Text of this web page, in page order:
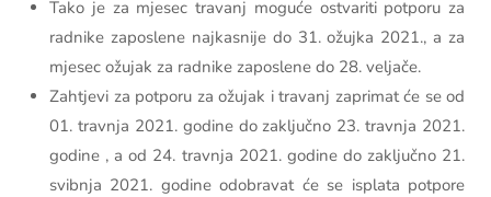
Tako je za mjesec travanj moguće ostvariti potporu za
radnike zaposlene najkasnije do 31. ožujka 2021., a za
mjesec ožujak za radnike zaposlene do 28. veljače.
Zahtjevi za potporu za ožujak i travanj zaprimat će se od
01. travnja 2021. godine do zaključno 23. travnja 2021.
godine , a od 24. travnja 2021. godine do zaključno 21.
svibnja 2021. godine odobravat će se isplata potpore